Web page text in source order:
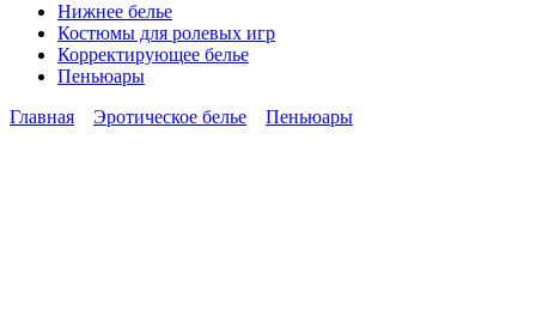
Нижнее белье
Костюмы для ролевых игр
Корректирующее белье
Пеньюары
Главная
Эротическое белье Пеньюары